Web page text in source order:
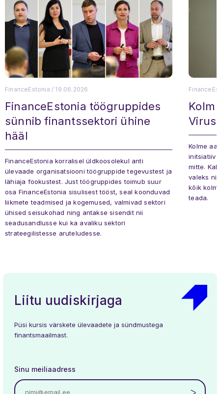
FinanceEstonia / 19.06.2026
FinanceEstonia töögruppides
sünnib finantssektori ühine
hääl
FinanceEstonia korralisel üldkoosolekul anti
ülevaade organisatsiooni töögruppide tegevustest ja
lähiaja fookustest. Just töögruppides toimub suur
osa FinanceEstonia sisulisest tööst, seal koonduvad
liikmete teadmised ja kogemused, valmivad sektori
ühised seisukohad ning antakse sisendit nii
seadusandlusse kui ka avaliku sektori
strateegilistesse aruteludesse.
Kolm
Kolme
initsiatiiv
mitte.
valeks
kõik
teada.
Liitu uudiskirjaga
Püsi kursis värskete ülevaadete ja sündmustega
finantsmaailmast.
Sinu meiliaadress